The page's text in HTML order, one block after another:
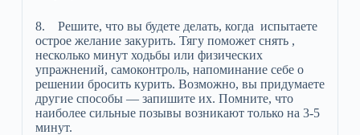
8. Решите, что вы будете делать, когда испытаете
острое желание закурить. Тягу поможет снять ,
несколько минут ходьбы или физических
упражнений, самоконтроль, напоминание себе о
решении бросить курить. Возможно, вы придумаете
другие способы — запишите их. Помните, что
наиболее сильные позывы возникают только на 3-5
минут.